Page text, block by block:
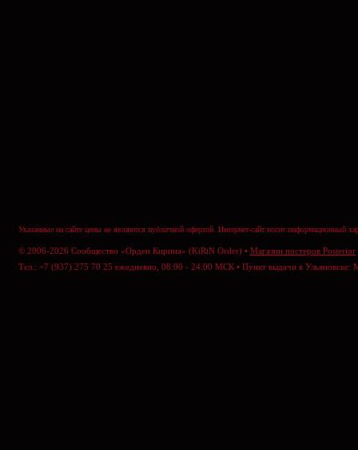
Указанные на сайте цены не являются публичной офертой. Интернет-сайт носит
© 2006-2026 Сообщество «Орден Кирина» (KiRiN Order) • Магазин постеров Posterior
Тел.: +7 (937) 275 70 25 ежедневно, 08:00 - 24:00 МСК • Пункт выдачи в Ульяновске: